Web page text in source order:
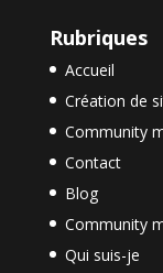
Rubriques
Accueil
Création de
Community
Contact
Blog
Community
Qui suis-je